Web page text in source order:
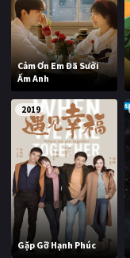
GameShow
QUỐC GIA
Âu - Mỹ
Hàn Quốc
Ấn Độ
Tổng hợp
CẬP NHẬT
Cảm Ơn Em Đã Sưởi
Ấm Anh
2019
Gặp Gỡ Hạnh Phúc